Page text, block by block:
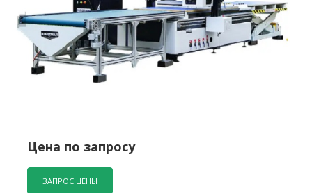
Цена по запросу
ЗАПРОС ЦЕНЫ